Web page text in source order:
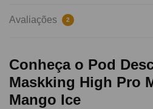
Avaliações 2
Conheça o Pod
Maskking High Pro
Mango Ice